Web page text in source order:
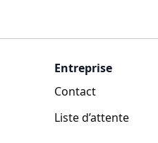
Entreprise
Contact
Liste d’attente